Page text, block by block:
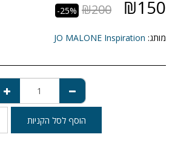
₪150
₪200
-25%
מותג: JO MALONE Inspiration
הוסף לסל הקניות